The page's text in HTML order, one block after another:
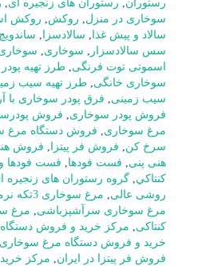
رستوران, رستوران های زنجیره ای,
سوخاری در منزل, روکش, روکش
سالاد و پیش غذا , سالادسزا , ساندویچ
سس سالادسزار , سوخاری, سوخاری ۲ تکه
اسموتی توت فرنگی, طرز تهیه
سوخاری خانگی, طرز تهیه سیب
سیب زمینی, فرق پودر سوخاری با
فروش پودر سوخاری, فروش
مرغ سوخاری, فروش دستگاه مرغ
سرخ کن, فروش فر پیتزا , فروش
هنی پنی, فست فودها, فست فودها و
كنتاكي, گروه رستوران های زنجیره
روشی عالی, مرغ سوخاری 3تکه نرمال. 3تکه مرغ سوخاری
مرغ سوخاری سرآشپزباشی, مرغ
کنتاکی, مرکز خرید و فروش
خرید و فروش دستگاه مرغ سوخاری
فروش فر پیتزا در ایران, مرکز